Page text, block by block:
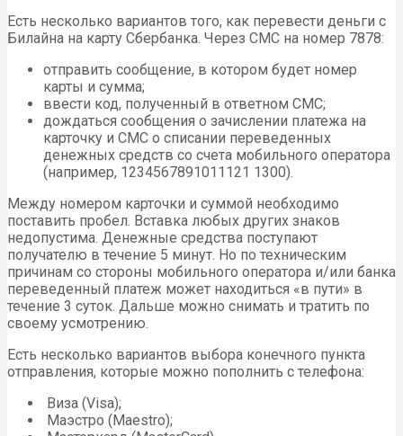
Есть несколько вариантов того, как перевести деньги с
Билайна на карту Сбербанка. Через СМС на номер 7878:
отправить сообщение, в котором будет номер
карты и сумма;
ввести код, полученный в ответном СМС;
дождаться сообщения о зачислении платежа на
карточку и СМС о списании переведенных
денежных средств со счета мобильного оператора
(например, 1234567891011121 1300).
Между номером карточки и суммой необходимо
поставить пробел. Вставка любых других знаков
недопустима. Денежные средства поступают
получателю в течение 5 минут. Но по техническим
причинам со стороны мобильного оператора и/или банка
переведенный платеж может находиться «в пути» в
течение 3 суток. Дальше можно снимать и тратить по
своему усмотрению.
Есть несколько вариантов выбора конечного пункта
отправления, которые можно пополнить с телефона:
Виза (Visa);
Маэстро (Maestro);